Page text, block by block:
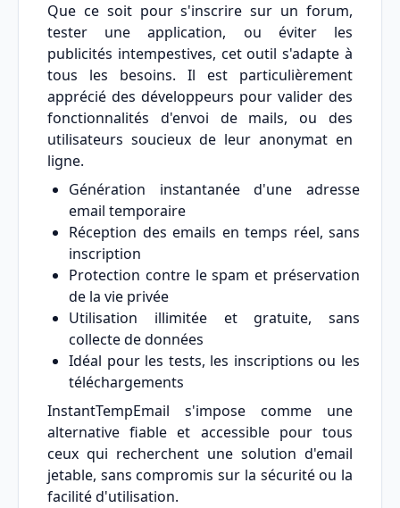
Que ce soit pour s'inscrire sur un forum,
tester une application, ou éviter les
publicités intempestives, cet outil s'adapte à
tous les besoins. Il est particulièrement
apprécié des développeurs pour valider des
fonctionnalités d'envoi de mails, ou des
utilisateurs soucieux de leur anonymat en
ligne.
Génération instantanée d'une adresse
email temporaire
Réception des emails en temps réel, sans
inscription
Protection contre le spam et préservation
de la vie privée
Utilisation illimitée et gratuite, sans
collecte de données
Idéal pour les tests, les inscriptions ou les
téléchargements
InstantTempEmail s'impose comme une
alternative fiable et accessible pour tous
ceux qui recherchent une solution d'email
jetable, sans compromis sur la sécurité ou la
facilité d'utilisation.